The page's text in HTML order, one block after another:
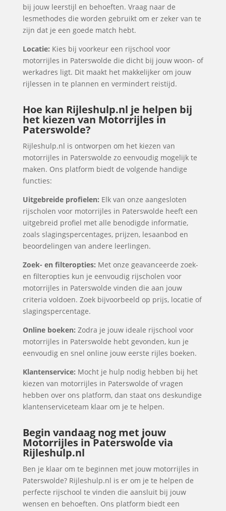
bij jouw leerstijl en behoeften. Vraag naar de
lesmethodes die worden gebruikt om er zeker van te
zijn dat je een goede match hebt.
Locatie: Kies bij voorkeur een rijschool voor
motorrijles in Paterswolde die dicht bij jouw woon- of
werkadres ligt. Dit maakt het makkelijker om jouw
rijlessen in te plannen en vermindert reistijd.
Hoe kan Rijleshulp.nl je helpen bij
het kiezen van Motorrijles in
Paterswolde?
Rijleshulp.nl is ontworpen om het kiezen van
motorrijles in Paterswolde zo eenvoudig mogelijk te
maken. Ons platform biedt de volgende handige
functies:
Uitgebreide profielen: Elk van onze aangesloten
rijscholen voor motorrijles in Paterswolde heeft een
uitgebreid profiel met alle benodigde informatie,
zoals slagingspercentages, prijzen, lesaanbod en
beoordelingen van andere leerlingen.
Zoek- en filteropties: Met onze geavanceerde zoek-
en filteropties kun je eenvoudig rijscholen voor
motorrijles in Paterswolde vinden die aan jouw
criteria voldoen. Zoek bijvoorbeeld op prijs, locatie of
slagingspercentage.
Online boeken: Zodra je jouw ideale rijschool voor
motorrijles in Paterswolde hebt gevonden, kun je
eenvoudig en snel online jouw eerste rijles boeken.
Klantenservice: Mocht je hulp nodig hebben bij het
kiezen van motorrijles in Paterswolde of vragen
hebben over ons platform, dan staat ons deskundige
klantenserviceteam klaar om je te helpen.
Begin vandaag nog met jouw
Motorrijles in Paterswolde via
Rijleshulp.nl
Ben je klaar om te beginnen met jouw motorrijles in
Paterswolde? Rijleshulp.nl is er om je te helpen de
perfecte rijschool te vinden die aansluit bij jouw
wensen en behoeften. Ons platform biedt een